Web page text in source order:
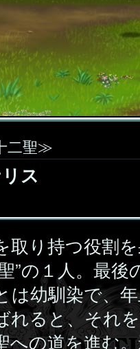
二聖≫
ス
取り持つ役割
”の１人。最後
は幼馴染で、
れると、それ
への道を進む